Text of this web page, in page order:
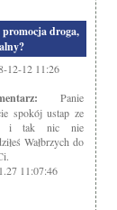
promocja droga,
12-12 11:26
Panie
spokój ustap ze
i tak nic nie
Wałbrzych do
11:07:46